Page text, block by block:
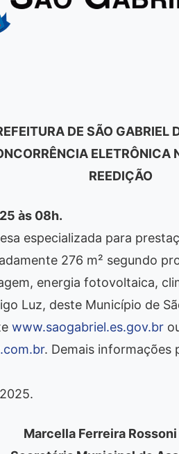
DE SÃO GABRIEL
REEDIÇÃO
às 08h.
especializada para
276 m² segundo
energia fotovoltaica,
Luz, deste Município de
www.saogabriel.es.gov.br
. Demais informações
Marcella Ferreira Rossoni